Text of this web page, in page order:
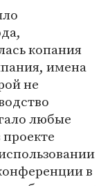
копания
имена
не
любые
в